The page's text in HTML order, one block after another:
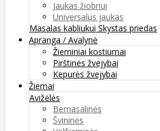
Jaukas žiobriui
Universalus jaukas
Masalas kabliukui Skystas priedas
Apranga / Avalynė
Žieminiai kostiumai
Pirštinės žvejybai
Kepurės žvejybai
Žiemai
Avižėlės
Bemasalinės
Švininės